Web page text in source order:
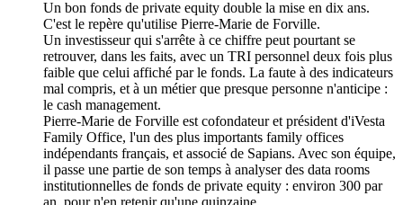
Un bon fonds de private equity double la mise en dix ans.
C'est le repère qu'utilise Pierre-Marie de Forville.
Un investisseur qui s'arrête à ce chiffre peut pourtant se
retrouver, dans les faits, avec un TRI personnel deux fois plus
faible que celui affiché par le fonds. La faute à des indicateurs
mal compris, et à un métier que presque personne n'anticipe :
le cash management.
Pierre-Marie de Forville est cofondateur et président d'iVesta
Family Office, l'un des plus importants family offices
indépendants français, et associé de Sapians. Avec son équipe,
il passe une partie de son temps à analyser des data rooms
institutionnelles de fonds de private equity : environ 300 par